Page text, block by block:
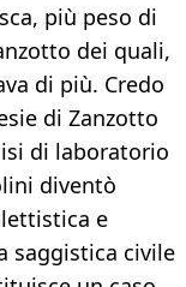
più peso di
dei quali,
di più. Credo
di Zanzotto
di laboratorio
diventò
e
saggistica civile